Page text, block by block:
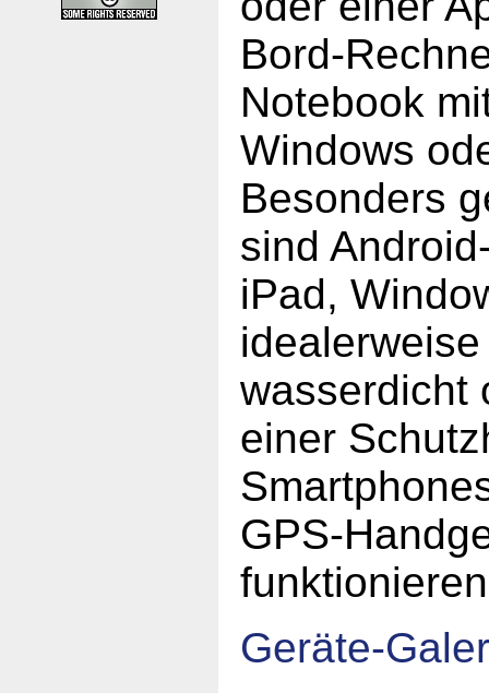
Bord-
Notebook
Windows
Besonders
sind
iPad,
idealerweise
wasserdicht
einer
GPS-
Geräte-